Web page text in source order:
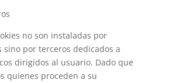
no son instaladas por
sino por terceros dedicados a
dirigidos al usuario. Dado que
quienes proceden a su